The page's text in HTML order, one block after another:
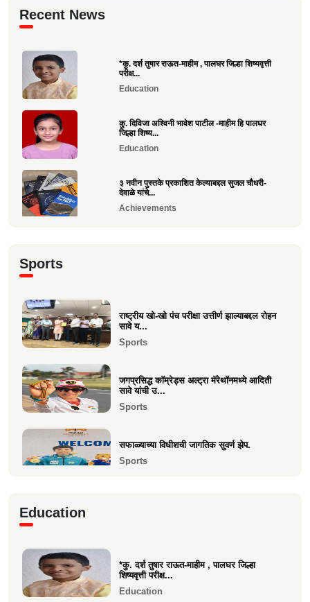
Recent News
*कु. दर्श तुषार राऊत-माहीम , पालघर जिल्हा शिष्यवृत्ती
परीक्ष...
Education
कु. दिविजा अश्विनी भावेश पाटील -माहीम हि पालघर
जिल्हा शिष्य...
Education
३ नवीन पुस्तके प्रकाशित केल्याबद्दल सुजल चौधरी-
देवाळे यांचे...
Achievements
रत...
Achievements
Politics
Education
Achievements
Sports
राष्ट्रीय खो-खो पंच परीक्षा उत्तीर्ण झाल्याबद्दल रोहन
सावे य...
Sports
जगप्रसिद्ध कॉम्रेड्स अल्ट्रा मॅरेथॉनमध्ये आदिती
सावे यांची उ...
Sports
सफाळ्याच्या विधीशची जागतिक सुवर्ण झेप.
Sports
वसईच्या कु. वीरा चौधरीची पालघर जिल्हा
किकबॉक्सिंग स्पर्धेत स...
Sports
Education
*कु. दर्श तुषार राऊत-माहीम , पालघर जिल्हा
शिष्यवृत्ती परीक्ष...
Education